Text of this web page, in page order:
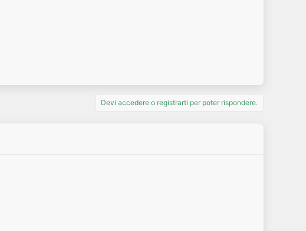
Devi accedere o registrarti per poter rispondere.